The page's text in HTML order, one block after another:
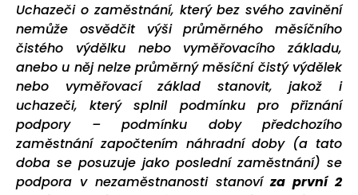
Uchazeči o zaměstnání, který bez svého zavinění
nemůže osvědčit výši průměrného měsíčního
čistého výdělku nebo vyměřovacího základu,
anebo u něj nelze průměrný měsíční čistý výdělek
nebo vyměřovací základ stanovit, jakož i
uchazeči, který splnil podmínku pro přiznání
podpory – podmínku doby předchozího
zaměstnání započtením náhradní doby (a tato
doba se posuzuje jako poslední zaměstnání) se
podpora v nezaměstnanosti stanovíza první 2